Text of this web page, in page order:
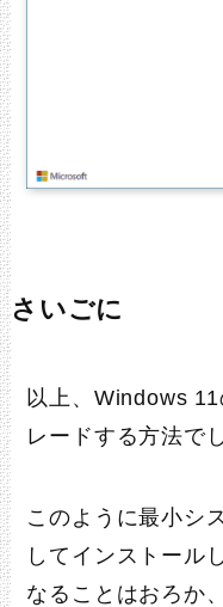
さいごに
以上、Windows
レードする方法で
このように最小シ
してインストール
なることはおろか、